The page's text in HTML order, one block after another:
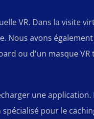
VR. Dans la visite
Nous avons
ou d'un masque VR
une application.
pour le